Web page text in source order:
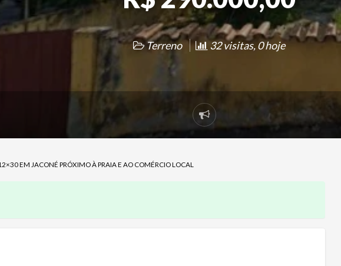
Terreno 32 visitas, 0 hoje
Denunciar
problema
EM JACONÉ PRÓXIMO À PRAIA E AO COMÉRCIO LOCAL